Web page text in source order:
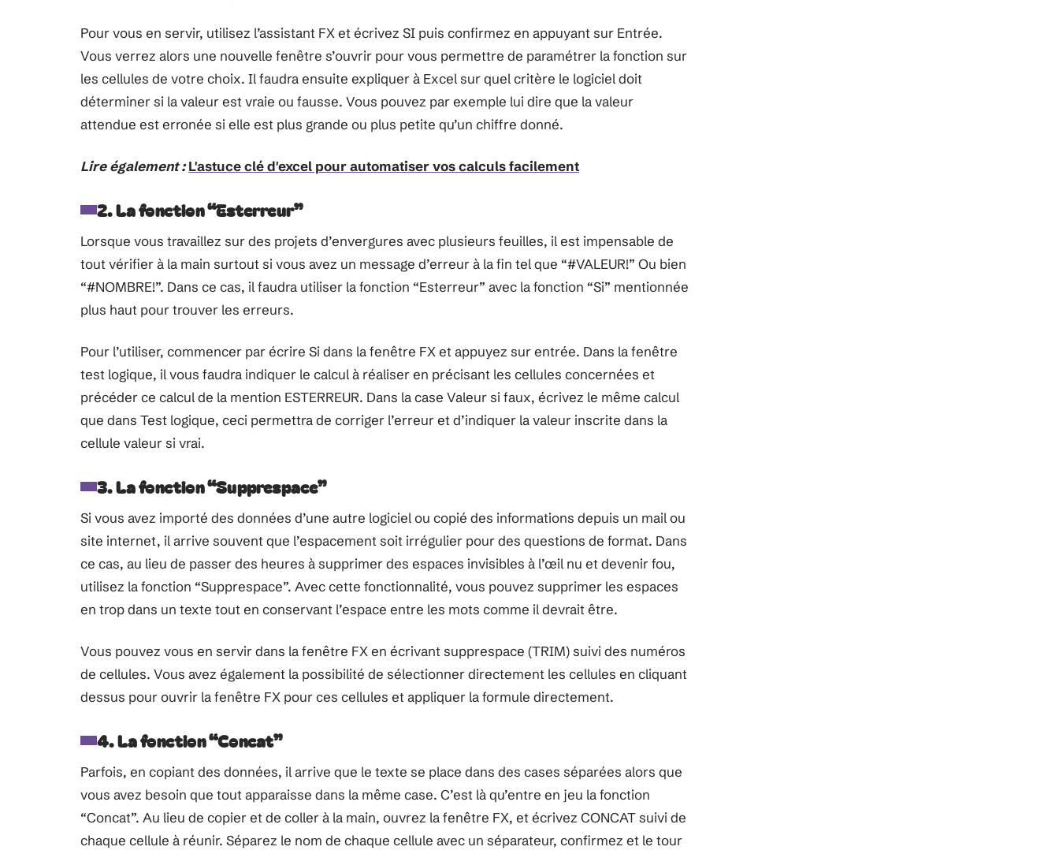
Pour vous en servir, utilisez l’assistant FX et écrivez SI puis confirmez en appuyant sur Entrée.
Vous verrez alors une nouvelle fenêtre s’ouvrir pour vous permettre de paramétrer la fonction sur
les cellules de votre choix. Il faudra ensuite expliquer à Excel sur quel critère le logiciel doit
déterminer si la valeur est vraie ou fausse. Vous pouvez par exemple lui dire que la valeur
attendue est erronée si elle est plus grande ou plus petite qu’un chiffre donné.
Lire également : L'astuce clé d'excel pour automatiser vos calculs facilement
2. La fonction “Esterreur”
Lorsque vous travaillez sur des projets d’envergures avec plusieurs feuilles, il est impensable de
tout vérifier à la main surtout si vous avez un message d’erreur à la fin tel que “#VALEUR!” Ou bien
“#NOMBRE!”. Dans ce cas, il faudra utiliser la fonction “Esterreur” avec la fonction “Si” mentionnée
plus haut pour trouver les erreurs.
Pour l’utiliser, commencer par écrire Si dans la fenêtre FX et appuyez sur entrée. Dans la fenêtre
test logique, il vous faudra indiquer le calcul à réaliser en précisant les cellules concernées et
précéder ce calcul de la mention ESTERREUR. Dans la case Valeur si faux, écrivez le même calcul
que dans Test logique, ceci permettra de corriger l’erreur et d’indiquer la valeur inscrite dans la
cellule valeur si vrai.
3. La fonction “Supprespace”
Si vous avez importé des données d’une autre logiciel ou copié des informations depuis un mail ou
site internet, il arrive souvent que l’espacement soit irrégulier pour des questions de format. Dans
ce cas, au lieu de passer des heures à supprimer des espaces invisibles à l’œil nu et devenir fou,
utilisez la fonction “Supprespace”. Avec cette fonctionnalité, vous pouvez supprimer les espaces
en trop dans un texte tout en conservant l’espace entre les mots comme il devrait être.
Vous pouvez vous en servir dans la fenêtre FX en écrivant supprespace (TRIM) suivi des numéros
de cellules. Vous avez également la possibilité de sélectionner directement les cellules en cliquant
dessus pour ouvrir la fenêtre FX pour ces cellules et appliquer la formule directement.
4. La fonction “Concat”
Parfois, en copiant des données, il arrive que le texte se place dans des cases séparées alors que
vous avez besoin que tout apparaisse dans la même case. C’est là qu’entre en jeu la fonction
“Concat”. Au lieu de copier et de coller à la main, ouvrez la fenêtre FX, et écrivez CONCAT suivi de
chaque cellule à réunir. Séparez le nom de chaque cellule avec un séparateur, confirmez et le tour